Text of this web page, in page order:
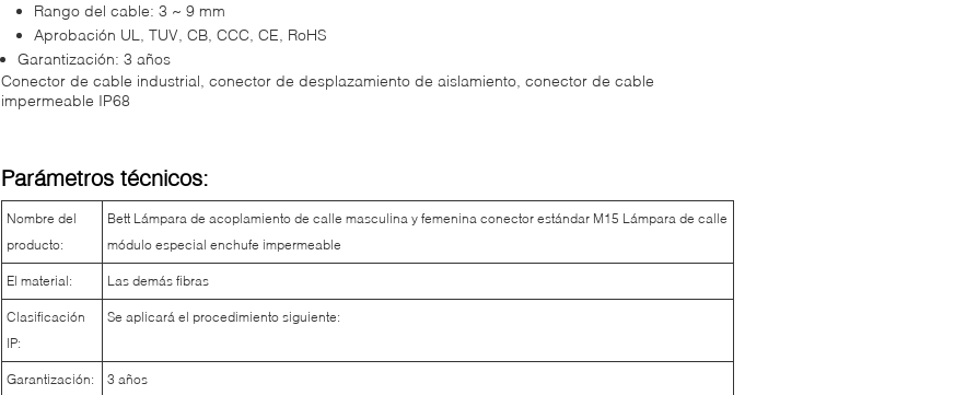
Rango del cable: 3 ~ 9 mm
Aprobación UL, TUV, CB, CCC, CE, RoHS
Garantización: 3 años
Conector de cable industrial, conector de desplazamiento de aislamiento, conector de cable
impermeable IP68
Parámetros técnicos:
Nombre del
producto:
Bett Lámpara de acoplamiento de calle masculina y femenina conector estándar M15 Lámpara de calle
módulo especial enchufe impermeable
El material: Las demás fibras
Clasificación
IP:
Se aplicará el procedimiento siguiente:
Garantización: 3 años